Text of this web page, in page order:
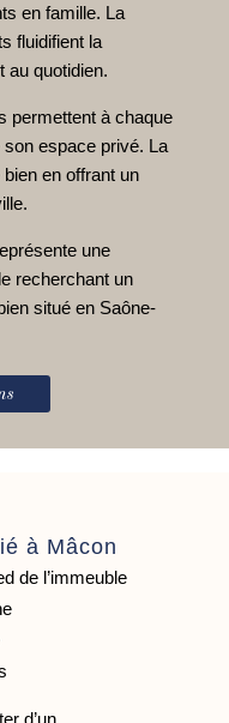
en famille. La
fluidifient la
au quotidien.
permettent à chaque
espace privé. La
en offrant un
une
recherchant un
situé en Saône-
à Mâcon
de l’immeuble